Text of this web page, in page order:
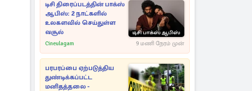
டிசி திரைப்படத்தின் பாக்ஸ்
ஆபிஸ்: 2 நாட்களில்
உலகளவில் செய்துள்ள
வசூல்
Cineulagam 9 மணி நேரம் முன்
பரபரப்பை ஏற்படுத்திய
துண்டிக்கப்பட்ட
மனிதத்தலை -